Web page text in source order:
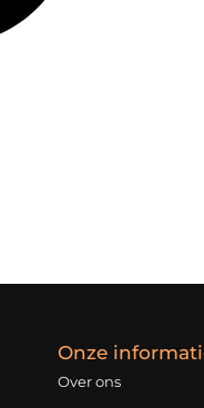
Onze
Over ons